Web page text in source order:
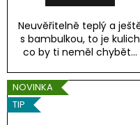
Neuvěřitelně teplý a
s bambulkou, to je kulich
co by ti neměl chybět...
NOVINKA
TIP